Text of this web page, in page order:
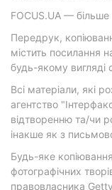
FOCUS.UA —
Передрук,
містить посилання
будь-якому вигляді
Всі матеріали, які
агентство
відтворенню та/чи
інакше як з
Будь-яке
фотографічних
правовласника